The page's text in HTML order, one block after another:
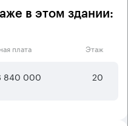
в этом здании:
плата Этаж
840 000 20